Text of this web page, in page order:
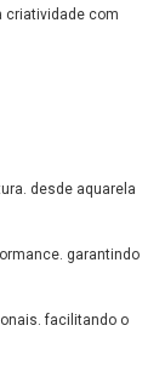
criatividade com
desde aquarela
garantindo
facilitando o